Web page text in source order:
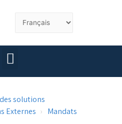
solutions
Externes
Mandats